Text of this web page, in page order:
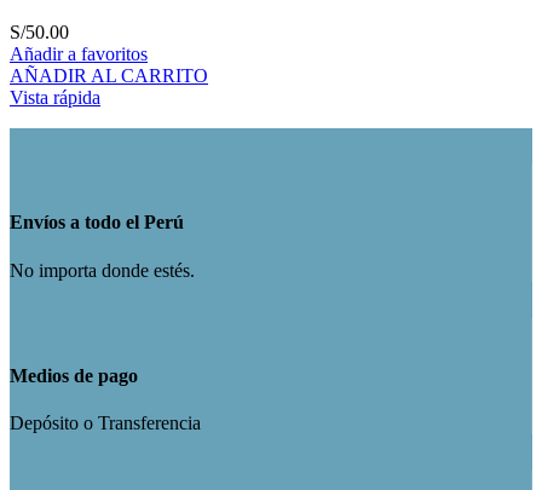
S/50.00
Añadir a favoritos
AÑADIR AL CARRITO
Vista rápida
Envíos a todo el Perú
No importa donde estés.
Medios de pago
Depósito o Transferencia